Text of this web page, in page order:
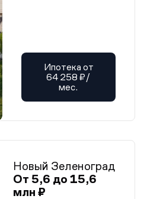
Ипотека от
64 258 ₽/
мес.
Новый Зеленоград
От 5,6 до 15,6
млн ₽